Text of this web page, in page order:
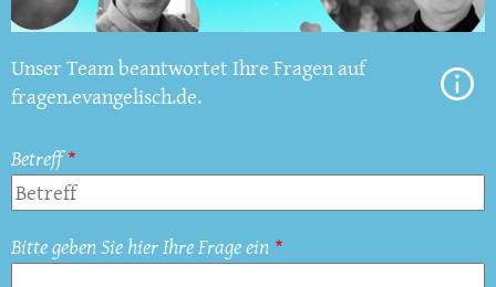
Unser Team beantwortet Ihre Fragen auf
fragen.evangelisch.de.
Betreff
Bitte geben Sie hier Ihre Frage ein